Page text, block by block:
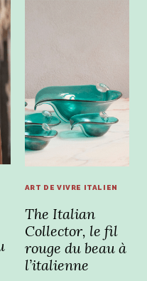
ART DE VIVRE ITALIEN
The Italian
Collector, le fil
rouge du beau à
l’italienne